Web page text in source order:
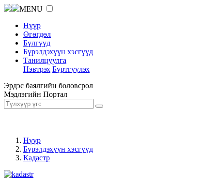
MENU
Нүүр
Өгөгдөл
Бүлгүүд
Бүрэлдэхүүн хэсгүүд
Танилцуулга
Нэвтрэх Бүртгүүлэх
Эрдэс баялгийн боловсрол
Мэдлэгийн Портал
Нүүр
Бүрэлдэхүүн хэсгүүд
Кадастр